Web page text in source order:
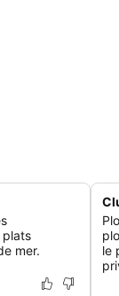
plats
mer.
le